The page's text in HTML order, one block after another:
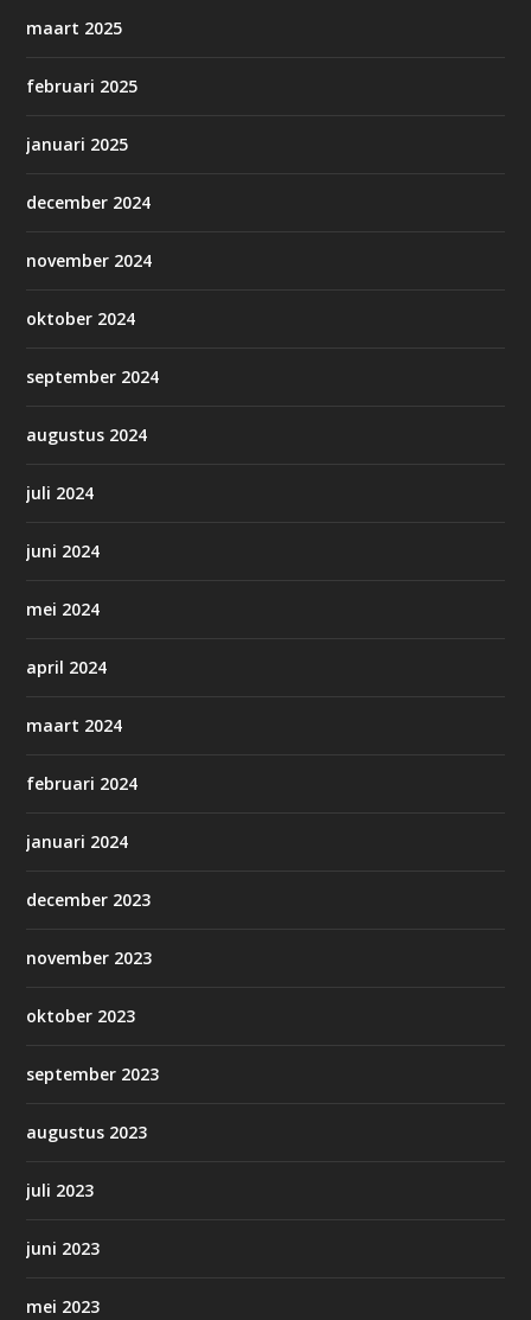
maart 2025
februari 2025
januari 2025
december 2024
november 2024
oktober 2024
september 2024
augustus 2024
juli 2024
juni 2024
mei 2024
april 2024
maart 2024
februari 2024
januari 2024
december 2023
november 2023
oktober 2023
september 2023
augustus 2023
juli 2023
juni 2023
mei 2023